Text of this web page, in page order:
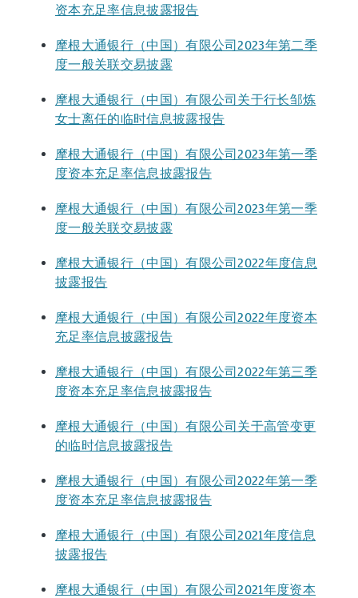
资本充足率信息披露报告
摩根大通银行（中国）有限公司2023年第二季
度一般关联交易披露
摩根大通银行（中国）有限公司关于行长邹炼
女士离任的临时信息披露报告
摩根大通银行（中国）有限公司2023年第一季
度资本充足率信息披露报告
摩根大通银行（中国）有限公司2023年第一季
度一般关联交易披露
摩根大通银行（中国）有限公司2022年度信息
披露报告
摩根大通银行（中国）有限公司2022年度资本
充足率信息披露报告
摩根大通银行（中国）有限公司2022年第三季
度资本充足率信息披露报告
摩根大通银行（中国）有限公司关于高管变更
的临时信息披露报告
摩根大通银行（中国）有限公司2022年第一季
度资本充足率信息披露报告
摩根大通银行（中国）有限公司2021年度信息
披露报告
摩根大通银行（中国）有限公司2021年度资本